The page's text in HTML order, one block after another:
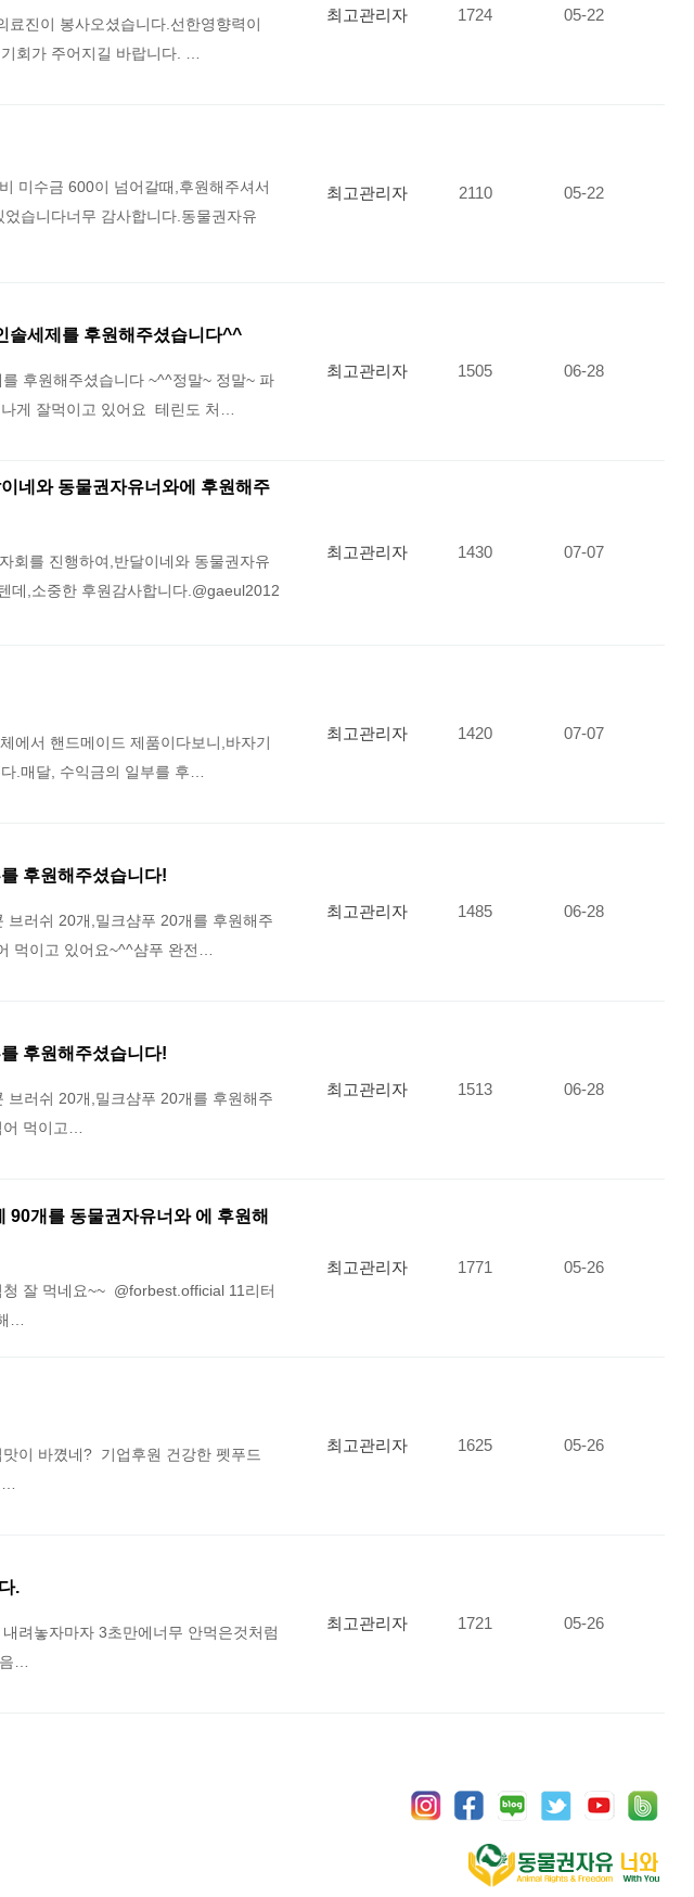
료진이 봉사오셨습니다.선한영향력이
회가 주어지길 바랍니다. …
최고관리자 1724 05-22
미수금 600이 넘어갈때,후원해주셔서
습니다너무 감사합니다.동물권자유
최고관리자 2110 05-22
솔세제를 후원해주셨습니다^^
후원해주셨습니다 ~^^정말~ 정말~ 파
게 잘먹이고 있어요 테린도 처…
최고관리자 1505 06-28
네와 동물권자유너와에 후원해주
회를 진행하여,반달이네와 동물권자유
데,소중한 후원감사합니다.@gaeul2012
최고관리자 1430 07-07
에서 핸드메이드 제품이다보니,바자기
.매달, 수익금의 일부를 후…
최고관리자 1420 07-07
후원해주셨습니다!
러쉬 20개,밀크샴푸 20개를 후원해주
먹이고 있어요~^^샴푸 완전…
최고관리자 1485 06-28
후원해주셨습니다!
러쉬 20개,밀크샴푸 20개를 후원해주
먹이고…
최고관리자 1513 06-28
개를 동물권자유너와 에 후원해
잘 먹네요~~ @forbest.official 11리터
…
최고관리자 1771 05-26
이 바꼈네? 기업후원 건강한 펫푸드
최고관리자 1625 05-26
.
려놓자마자 3초만에너무 안먹은것처럼
…
최고관리자 1721 05-26